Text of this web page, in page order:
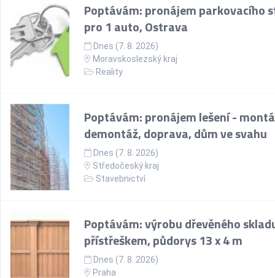
Poptávám: pronájem parkovacího
pro 1 auto, Ostrava
Dnes (7. 8. 2026)
Moravskoslezský kraj
Reality
Poptávám: pronájem lešení -
demontáž, doprava, dům ve svahu
Dnes (7. 8. 2026)
Středočeský kraj
Stavebnictví
Poptávám: výrobu dřevěného
přístřeškem, půdorys 13 x 4 m
Dnes (7. 8. 2026)
Praha